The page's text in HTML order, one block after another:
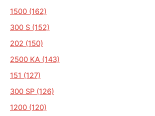
1500 (162)
300 S (152)
202 (150)
2500 KA (143)
151 (127)
300 SP (126)
1200 (120)